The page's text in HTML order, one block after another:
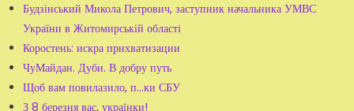
Будзінський Микола Петрович, заступник начальника УМВС
України в Житомирській області
Коростень: искра прихватизации
ЧуМайдан. Дуби. В добру путь
Щоб вам повилазило, п...ки СБУ
З 8 березня вас, українки!